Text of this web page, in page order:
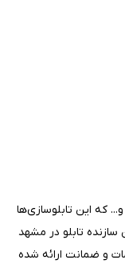
که این تابلوسازی‌ها
سازنده تابلو در مشهد
و ضمانت ارائه شده